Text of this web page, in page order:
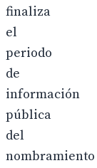
finaliza
el
periodo
de
información
pública
del
nombramiento